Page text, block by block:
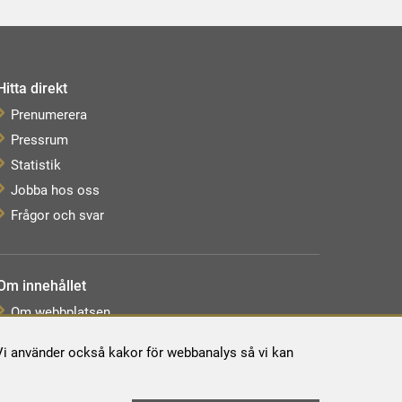
också kakor för webbanalys så vi kan
direkt
Prenumerera
Pressrum
Statistik
Jobba hos oss
Frågor och svar
innehållet
Om webbplatsen
Tillgänglighetsredogörelse